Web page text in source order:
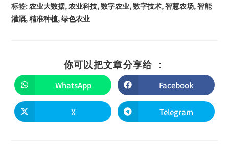
标签:农业大数据,农业科技,数字农业,数字技术,智慧农场,智能
灌溉,精准种植,绿色农业
你可以把文章分享给 ：
WhatsApp Facebook
X Telegram